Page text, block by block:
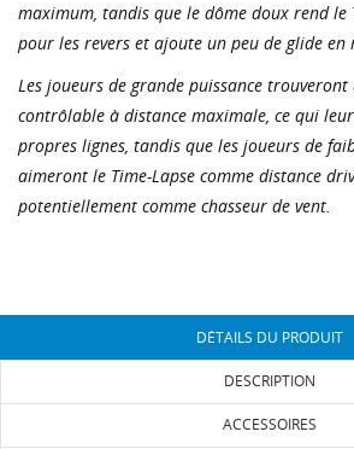
maximum, tandis que le dôme doux rend le
pour les revers et ajoute un peu de glide en
Les joueurs de grande puissance trouveront
contrôlable à distance maximale, ce qui
propres lignes, tandis que les joueurs de
aimeront le Time-Lapse comme distance
potentiellement comme chasseur de vent.
DÉTAILS DU PRODUIT
DESCRIPTION
ACCESSOIRES
CRÉER UNE LISTE
Annuler Créer une
CONNEXION
Annuler